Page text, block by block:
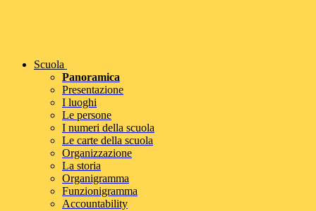
Scuola
Panoramica
Presentazione
I luoghi
Le persone
I numeri della scuola
Le carte della scuola
Organizzazione
La storia
Organigramma
Funzionigramma
Accountability